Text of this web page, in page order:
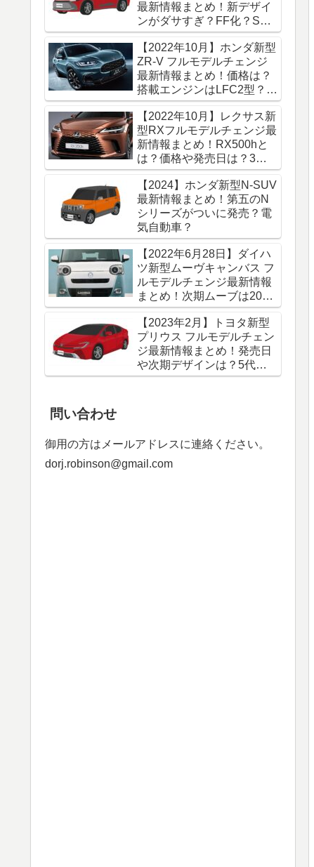
最新情報まとめ！新デザイ
ンがダサすぎ？FF化？SUV
化？発売日や価格は？
【2022年10月】ホンダ新型
ZR-V フルモデルチェンジ
最新情報まとめ！価格は？
搭載エンジンはLFC2型？
HR-Vのこと？
【2022年10月】レクサス新
型RXフルモデルチェンジ最
新情報まとめ！RX500hと
は？価格や発売日は？3列
シート仕様は消滅？
【RX350・RX450h】
【2024】ホンダ新型N-SUV
最新情報まとめ！第五のN
シリーズがついに発売？電
気自動車？
【2022年6月28日】ダイハ
ツ新型ムーヴキャンバス フ
ルモデルチェンジ最新情報
まとめ！次期ムーブは2023
年？ハイブリッド化は？
【発売日デザイン】
【2023年2月】トヨタ新型
プリウス フルモデルチェン
ジ最新情報まとめ！発売日
や次期デザインは？5代目
プリウスはPHEVオンリー
問い合わせ
御用の方はメールアドレスに連絡ください。
dorj.robinson@gmail.com